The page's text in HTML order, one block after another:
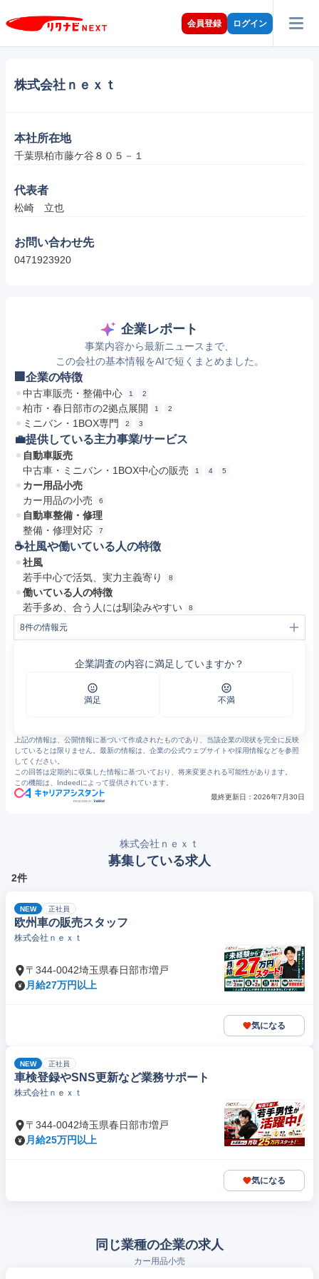
会員登録 ログイン
株式会社ｎｅｘｔ
本社所在地
千葉県柏市藤ケ谷８０５－１
代表者
松崎　立也
お問い合わせ先
0471923920
企業レポート
事業内容から最新ニュースまで、
この会社の基本情報をAIで短くまとめました。
🏢企業の特徴
中古車販売・整備中心 1 2
柏市・春日部市の2拠点展開 1 2
ミニバン・1BOX専門 2 3
💼提供している主力事業/サービス
自動車販売
中古車・ミニバン・1BOX中心の販売
1 4 5
カー用品小売
カー用品の小売
6
自動車整備・修理
整備・修理対応
7
☕️社風や働いている人の特徴
社風
若手中心で活気、実力主義寄り
8
働いている人の特徴
若手多め、合う人には馴染みやすい
8
8件の情報元
https://compalyze.co.jp/company/6040001069777
https://www.hatalike.jp/viewjob/c3ae3849c1689b7f/
企業調査の内容に満足していますか？
満足 不満
上記の情報は、公開情報に基づいて作成されたものであり、当該企業の現状を完全に反映
しているとは限りません。最新の情報は、企業の公式ウェブサイトや採用情報などを参照
してください。
この回答は定期的に収集した情報に基づいており、将来変更される可能性があります。
この機能は、Indeedによって提供されています。
最終更新日： 2026年7月30日
株式会社ｎｅｘｔ
募集している求人
2件
NEW 正社員
欧州車の販売スタッフ
株式会社ｎｅｘｔ
〒344-0042埼玉県春日部市増戸
月給27万円以上
気になる
NEW 正社員
車検登録やSNS更新など業務サポート
株式会社ｎｅｘｔ
〒344-0042埼玉県春日部市増戸
月給25万円以上
気になる
同じ業種の企業の求人
カー用品小売